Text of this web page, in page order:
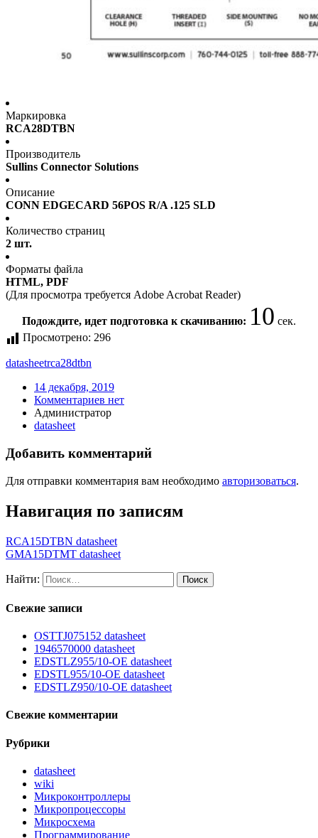
Маркировка
RCA28DTBN
Производитель
Sullins Connector Solutions
Описание
CONN EDGECARD 56POS R/A .125 SLD
Количество страниц
2 шт.
Форматы файла
HTML, PDF
(Для просмотра требуется Adobe Acrobat Reader)
Подождите, идет подготовка к скачиванию: 10 сек.
Просмотрено: 296
datasheetrca28dtbn
14 декабря, 2019
Комментариев нет
Администратор
datasheet
Добавить комментарий
Для отправки комментария вам необходимо авторизоваться.
Навигация по записям
RCA15DTBN datasheet
GMA15DTMT datasheet
Найти:
Свежие записи
OSTTJ075152 datasheet
1946570000 datasheet
EDSTLZ955/10-OE datasheet
EDSTL955/10-OE datasheet
EDSTLZ950/10-OE datasheet
Свежие комментарии
Рубрики
datasheet
wiki
Микроконтроллеры
Микропроцессоры
Микросхема
Программирование